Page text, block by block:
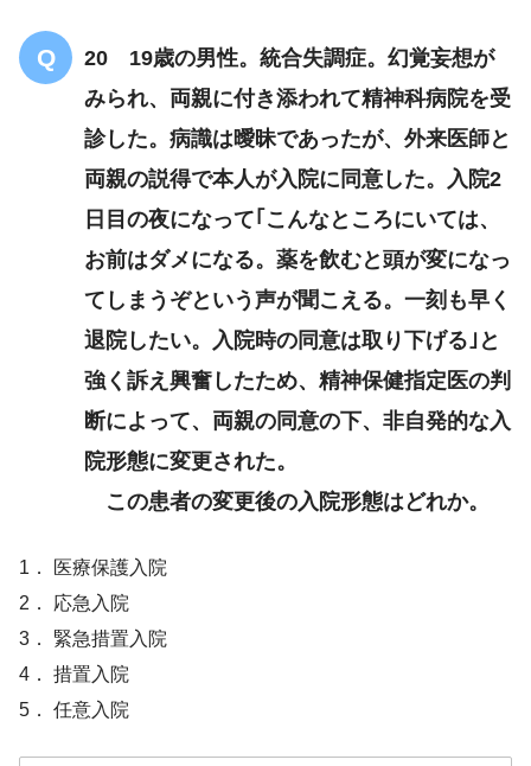
自己効力感の向上
20 19歳の男性。統合失調症。幻覚妄想が
みられ、両親に付き添われて精神科病院を受
診した。病識は曖昧であったが、外来医師と
両親の説得で本人が入院に同意した。入院2
日目の夜になって｢こんなところにいては、
お前はダメになる。薬を飲むと頭が変になっ
てしまうぞという声が聞こえる。一刻も早く
退院したい。入院時の同意は取り下げる｣と
強く訴え興奮したため、精神保健指定医の判
断によって、両親の同意の下、非自発的な入
院形態に変更された。
この患者の変更後の入院形態はどれか。
1． 医療保護入院
2． 応急入院
3． 緊急措置入院
4． 措置入院
5． 任意入院